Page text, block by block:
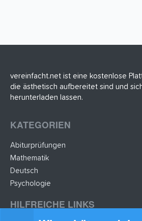
vereinfacht.net ist eine kostenlose
die ästhetisch aufbereitet sind und
herunterladen lassen.
KATEGORIEN
Abiturprüfungen
Mathematik
Deutsch
Psychologie
HILFREICHE LINKS